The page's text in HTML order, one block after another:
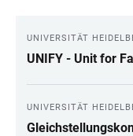
UNIVERSITÄT
UNIFY - Unit for
UNIVERSITÄT